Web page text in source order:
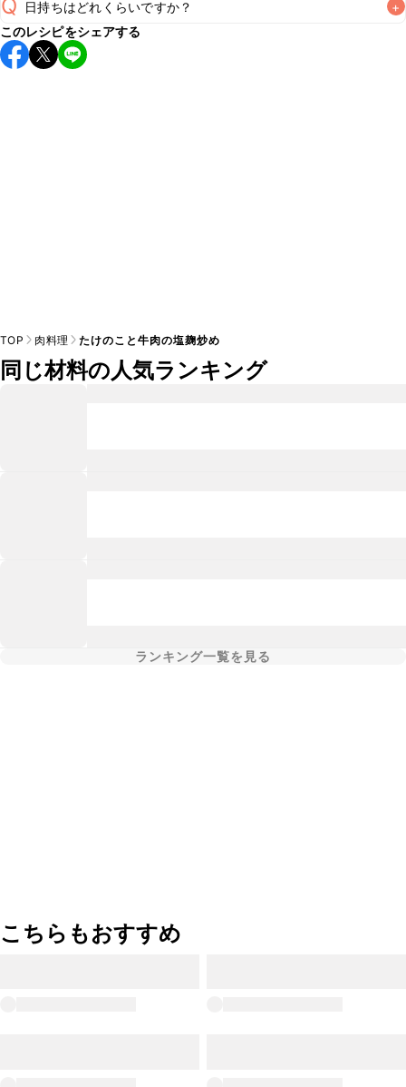
Q 日持ちはどれくらいですか？ +
保存期間は冷蔵で翌日中が目安です。なるべくお早めにお召
し上がりください。
このレシピをシェアする
TOP 肉料理 たけのこと牛肉の塩麹炒め
同じ材料の人気ランキング
ランキング一覧を見る
こちらもおすすめ